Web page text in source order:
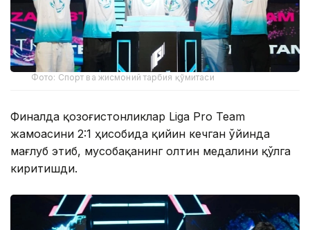
Фото: Спорт ва жисмоний тарбия қўмитаси
Финалда қозоғистонликлар Liga Pro Team
жамоасини 2:1 ҳисобида қийин кечган ўйинда
мағлуб этиб, мусобақанинг олтин медалини қўлга
киритишди.